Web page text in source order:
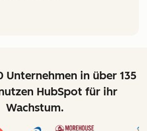
Unternehmen in über 135
HubSpot für ihr
Wachstum.